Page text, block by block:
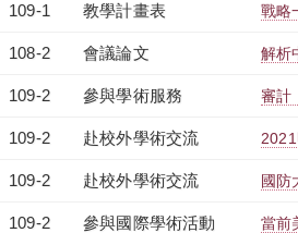
109-1 教學計畫表 戰略
108-2 會議論文 解析
109-2 參與學術服務 審計
109-2 赴校外學術交流
109-2 赴校外學術交流 國防
109-2 參與國際學術活動 當前